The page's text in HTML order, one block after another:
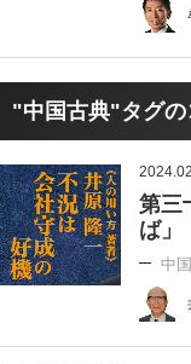
"中国古典"タグの
第三
ば」
中